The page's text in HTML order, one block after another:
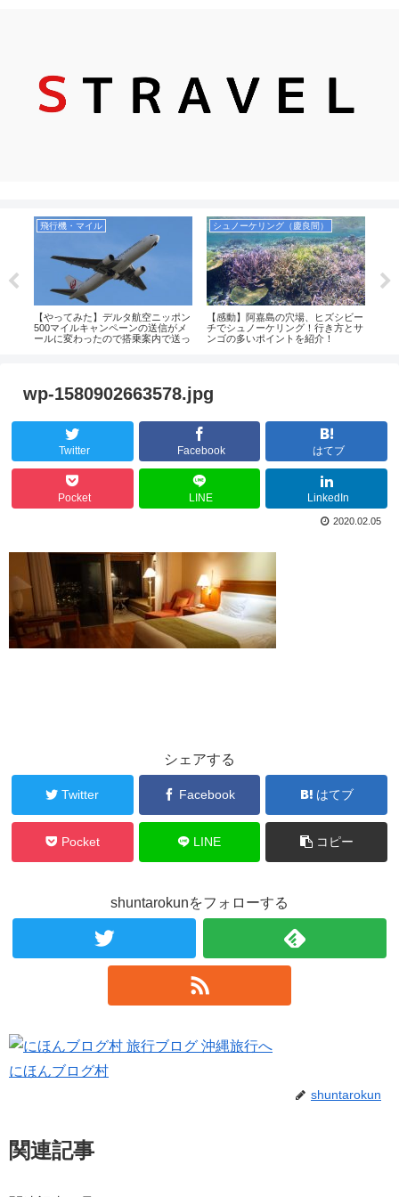
飛行機・マイル
【やってみた】デルタ航空ニッポン
500マイルキャンペーンの送信がメ
ールに変わったので搭乗案内で送っ
シュノーケリング（慶良間）
【感動】阿嘉島の穴場、ヒズシビー
チでシュノーケリング！行き方とサ
ンゴの多いポイントを紹介！
wp-1580902663578.jpg
Twitter Facebook はてブ
Pocket LINE LinkedIn
2020.02.05
シェアする
Twitter Facebook はてブ
Pocket LINE コピー
shuntarokunをフォローする
にほんブログ村
shuntarokun
関連記事